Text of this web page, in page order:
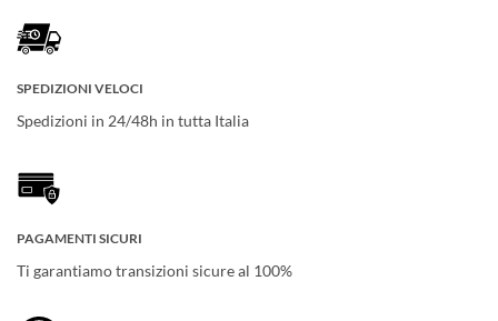
SPEDIZIONI VELOCI
Spedizioni in 24/48h in tutta Italia
PAGAMENTI SICURI
Ti garantiamo transizioni sicure al 100%